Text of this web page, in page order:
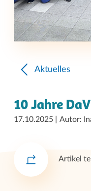
Aktuelles
10 Jahre
17.10.2025 Autor:
Artikel